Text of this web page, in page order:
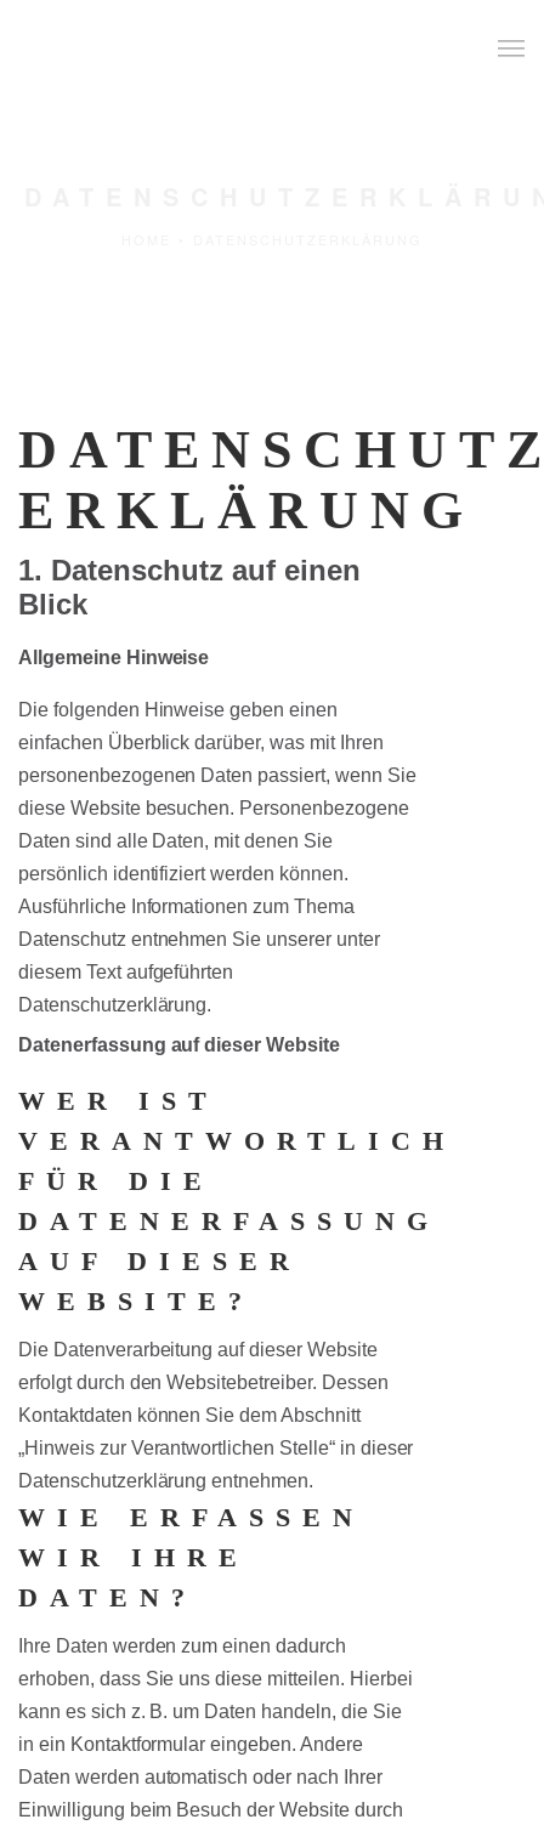
ERKLÄRUNG
1. Datenschutz auf einen
Blick
Allgemeine Hinweise
Die folgenden Hinweise geben einen
einfachen Überblick darüber, was mit Ihren
personenbezogenen Daten passiert, wenn Sie
diese Website besuchen. Personenbezogene
Daten sind alle Daten, mit denen Sie
persönlich identifiziert werden können.
Ausführliche Informationen zum Thema
Datenschutz entnehmen Sie unserer unter
diesem Text aufgeführten
Datenschutzerklärung.
Datenerfassung auf dieser Website
WER IST
VERANTWORTLICH
FÜR DIE
DATENERFASSUNG
AUF DIESER
WEBSITE?
Die Datenverarbeitung auf dieser Website
erfolgt durch den Websitebetreiber. Dessen
Kontaktdaten können Sie dem Abschnitt
„Hinweis zur Verantwortlichen Stelle“ in dieser
Datenschutzerklärung entnehmen.
WIE ERFASSEN
WIR IHRE
DATEN?
Ihre Daten werden zum einen dadurch
erhoben, dass Sie uns diese mitteilen. Hierbei
kann es sich z. B. um Daten handeln, die Sie
in ein Kontaktformular eingeben. Andere
Daten werden automatisch oder nach Ihrer
Einwilligung beim Besuch der Website durch